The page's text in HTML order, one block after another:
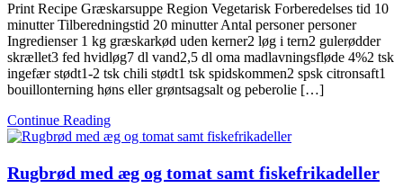
Print Recipe Græskarsuppe Region Vegetarisk Forberedelses tid 10
minutter Tilberedningstid 20 minutter Antal personer personer
Ingredienser 1 kg græskarkød uden kerner2 løg i tern2 gulerødder
skrællet3 fed hvidløg7 dl vand2,5 dl oma madlavningsfløde 4%2 tsk
ingefær stødt1-2 tsk chili stødt1 tsk spidskommen2 spsk citronsaft1
bouillonterning høns eller grøntsagsalt og peberolie […]
Continue Reading
Rugbrød med æg og tomat samt fiskefrikadeller